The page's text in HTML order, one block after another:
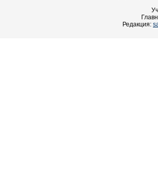
Редакция: